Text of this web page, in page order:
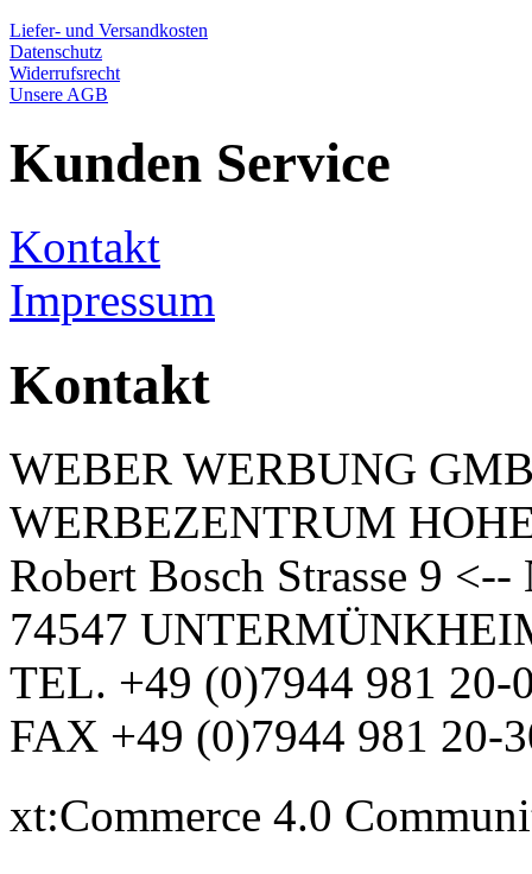
Liefer- und Versandkosten
Datenschutz
Widerrufsrecht
Unsere AGB
Kunden Service
Kontakt
Impressum
Kontakt
WEBER WERBUNG
WERBEZENTRUM
Robert Bosch Strasse 9
74547
TEL. +49 (0)7944 981 20-
FAX +49 (0)7944 981 20-
xt:Commerce 4.0